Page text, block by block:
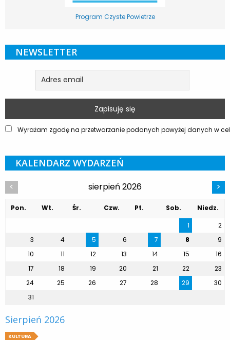
Program Czyste Powietrze
NEWSLETTER
Wyrażam zgodę na przetwarzanie podanych powyżej danych w
KALENDARZ WYDARZEŃ
< sierpień 2026 >
Pon. Wt. Śr. Czw. Pt. Sob.
Niedz.
1
2
3
4 5 6 7 8
9
10
11 12 13 14 15
16
17
18 19 20 21 22
23
24
25 26 27 28 29
30
31
Sierpień 2026
KULTURA